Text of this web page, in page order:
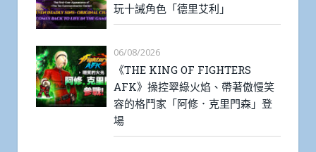
玩十誡角色「德里艾利」
06/08/2026
《THE KING OF FIGHTERS
AFK》操控翠綠火焰、帶著傲慢笑
容的格鬥家「阿修．克里門森」登
場